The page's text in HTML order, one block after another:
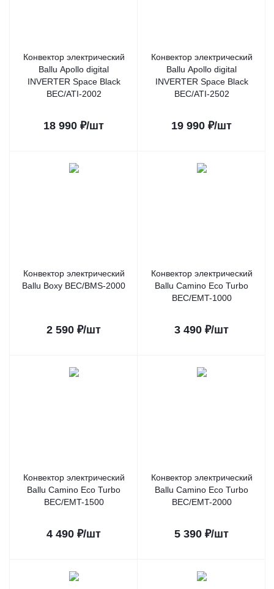
Конвектор электрический
Ballu Apollo digital
INVERTER Space Black
BEC/ATI-2002
18 990 ₽/шт
Конвектор электрический
Ballu Apollo digital
INVERTER Space Black
BEC/ATI-2502
19 990 ₽/шт
Конвектор электрический
Ballu Boxy BEC/BMS-2000
2 590 ₽/шт
Конвектор электрический
Ballu Camino Eco Turbo
BEC/EMT-1000
3 490 ₽/шт
Конвектор электрический
Ballu Camino Eco Turbo
BEC/EMT-1500
4 490 ₽/шт
Конвектор электрический
Ballu Camino Eco Turbo
BEC/EMT-2000
5 390 ₽/шт